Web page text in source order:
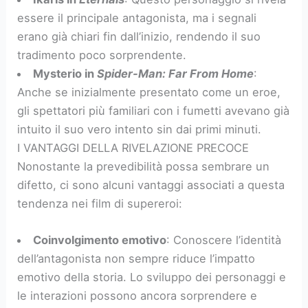
essere il principale antagonista, ma i segnali
erano già chiari fin dall’inizio, rendendo il suo
tradimento poco sorprendente.
Mysterio in Spider-Man: Far From Home:
Anche se inizialmente presentato come un eroe,
gli spettatori più familiari con i fumetti avevano già
intuito il suo vero intento sin dai primi minuti.
I VANTAGGI DELLA RIVELAZIONE PRECOCE
Nonostante la prevedibilità possa sembrare un
difetto, ci sono alcuni vantaggi associati a questa
tendenza nei film di supereroi:
Coinvolgimento emotivo: Conoscere l’identità
dell’antagonista non sempre riduce l’impatto
emotivo della storia. Lo sviluppo dei personaggi e
le interazioni possono ancora sorprendere e